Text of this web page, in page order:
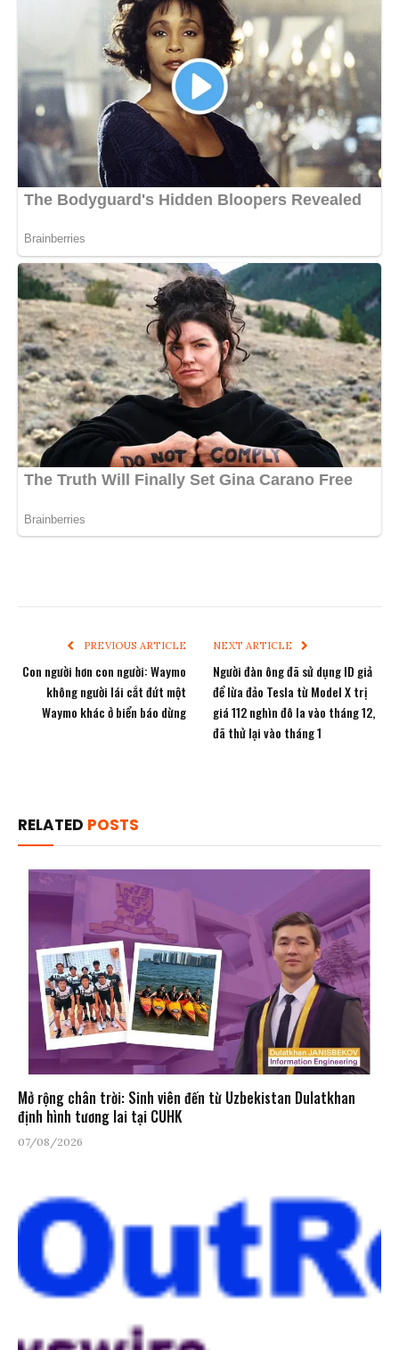
PREVIOUS ARTICLE
Con người hơn con người: Waymo
không người lái cắt đứt một
Waymo khác ở biển báo dừng
NEXT ARTICLE
Người đàn ông đã sử dụng ID giả
để lừa đảo Tesla từ Model X trị
giá 112 nghìn đô la vào tháng 12,
đã thử lại vào tháng 1
RELATED POSTS
Mở rộng chân trời: Sinh viên đến từ Uzbekistan Dulatkhan
định hình tương lai tại CUHK
07/08/2026